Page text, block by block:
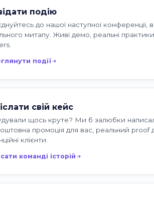
подію
до нашої наступної конференції,
митапу. Живі демо, реальні практики
події
свій кейс
щось круте? Ми б залюбки
промоція для вас, реальний proof
клієнти.
команді історій